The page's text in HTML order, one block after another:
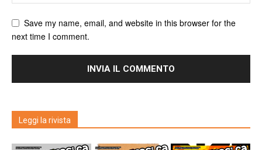
Save my name, email, and website in this browser for the
next time I comment.
Leggi la rivista